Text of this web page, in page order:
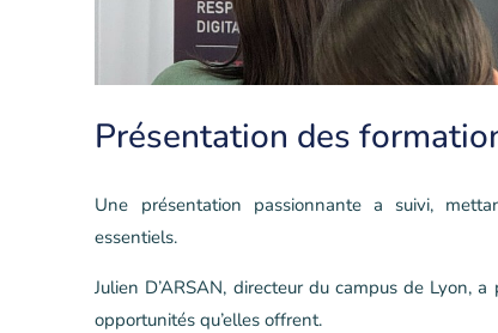
Présentation des
Une présentation passionnante a suivi,
essentiels.
Julien D’ARSAN, directeur du campus de Lyon, a
opportunités qu’elles offrent.